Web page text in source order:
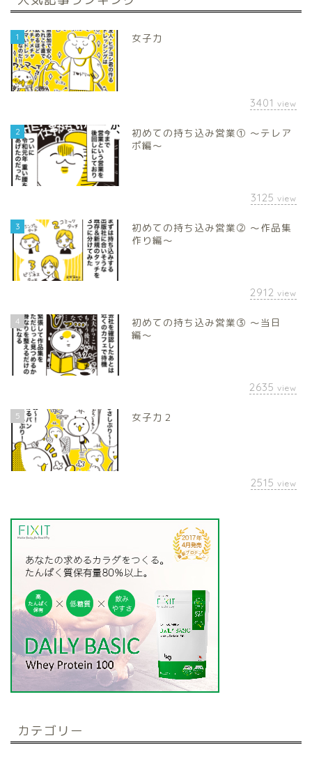
1 女子力
3401 view
2
初めての持ち込み営業① 〜テレア
ポ編〜
3125 view
3
初めての持ち込み営業② 〜作品集
作り編〜
2912 view
4
初めての持ち込み営業③ 〜当日
編〜
2635 view
5 女子力２
2515 view
カテゴリー